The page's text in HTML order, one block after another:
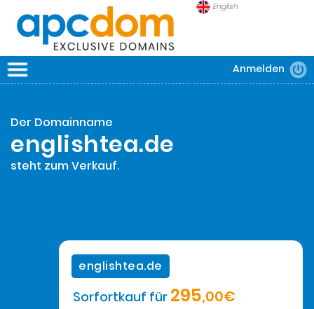
English
Anmelden
Der Domainname
englishtea.de
steht zum Verkauf.
englishtea.de
Sorfortkauf für 295,00€